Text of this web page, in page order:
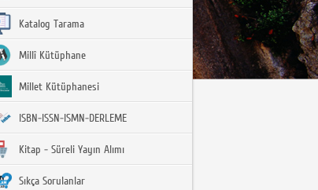
Katalog Tarama
Millî Kütüphane
Millet Kütüphanesi
ISBN-ISSN-ISMN-DERLEME
Kitap - Süreli Yayın Alımı
Sıkça Sorulanlar